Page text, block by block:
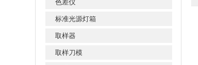
色差仪
标准光源灯箱
取样器
取样刀模